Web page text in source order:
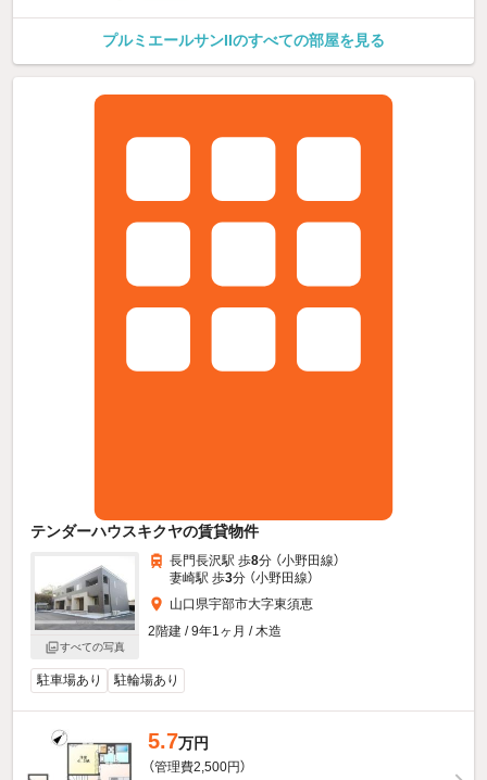
プルミエールサンIIのすべての部屋を見る
テンダーハウスキクヤの賃貸物件
すべての写真
長門長沢駅 歩8分 （小野田線）
妻崎駅 歩3分 （小野田線）
山口県宇部市大字東須恵
2階建 / 9年1ヶ月 / 木造
駐車場あり 駐輪場あり
5.7万円
（管理費2,500円）